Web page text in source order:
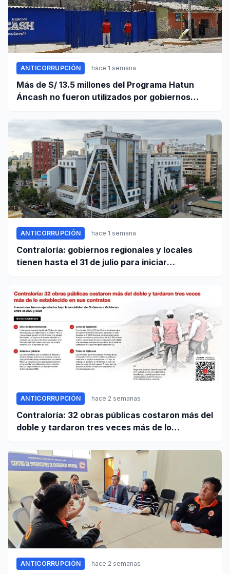
ANTICORRUPCIÓN hace 1 semana
Más de S/ 13.5 millones del Programa Hatun
Áncash no fueron utilizados por gobiernos
ANTICORRUPCIÓN hace 1 semana
Contraloría: gobiernos regionales y locales
tienen hasta el 31 de julio para iniciar
ANTICORRUPCIÓN hace 2 semanas
Contraloría: 32 obras públicas costaron más del
doble y tardaron tres veces más de lo
ANTICORRUPCIÓN hace 2 semanas